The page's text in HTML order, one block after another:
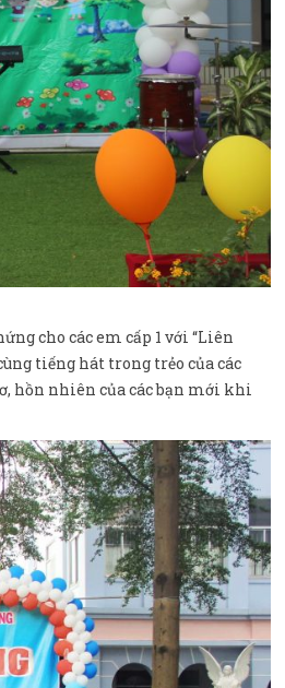
cho các em cấp 1 với “Liên
tiếng hát trong trẻo của các
hồn nhiên của các bạn mới khi